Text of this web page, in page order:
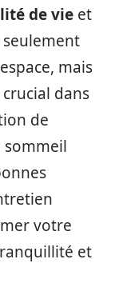
de vie et
seulement
mais
dans
de
sommeil
votre
et